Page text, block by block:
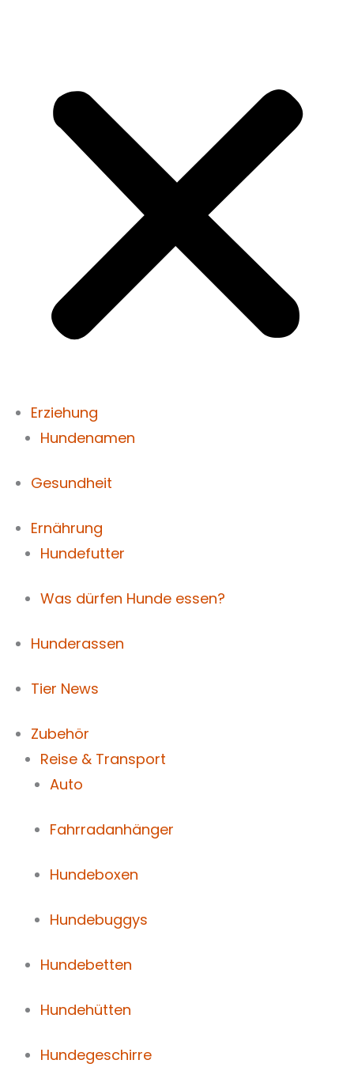
Erziehung
Hundenamen
Gesundheit
Ernährung
Hundefutter
Was dürfen Hunde essen?
Hunderassen
Tier News
Zubehör
Reise & Transport
Auto
Fahrradanhänger
Hundeboxen
Hundebuggys
Hundebetten
Hundehütten
Hundegeschirre